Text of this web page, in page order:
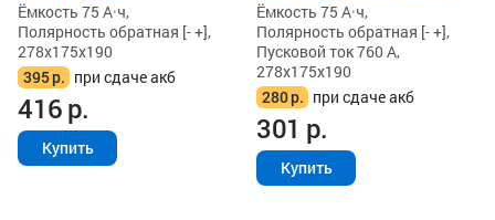
Ёмкость 75 А·ч,
Полярность обратная [- +],
278x175x190
395р. при сдаче акб
416р.
Купить
Ёмкость 75 А·ч,
Полярность обратная [- +],
Пусковой ток 760 А,
278x175x190
280р. при сдаче акб
301 р.
Купить